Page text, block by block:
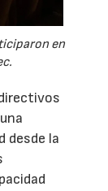
en
desde la